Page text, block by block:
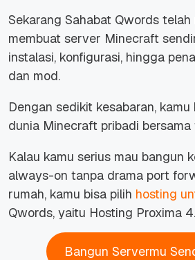
Sekarang Sahabat Qwords
membuat server Minecraft
instalasi, konfigurasi, hingga
dan mod.
Dengan sedikit kesabaran,
dunia Minecraft pribadi bersama
Kalau kamu serius mau bangun
always-on tanpa drama port
rumah, kamu bisa pilih hosting
Qwords, yaitu Hosting Proxima 4.
Bangun Servermu